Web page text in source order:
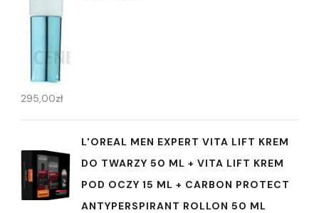
295,00zł
L'OREAL MEN EXPERT VITA LIFT KREM
DO TWARZY 50 ML + VITA LIFT KREM
POD OCZY 15 ML + CARBON PROTECT
ANTYPERSPIRANT ROLLON 50 ML